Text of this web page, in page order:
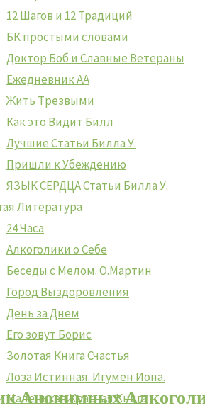
12 Шагов и 12 Традиций
БК простыми словами
Доктор Боб и Славные Ветераны
Ежедневник АА
Жить Tрезвыми
Как это Видит Билл
Лучшие Cтатьи Билла У.
Пришли к Убеждению
ЯЗЫК СЕРДЦА Статьи Билла У.
Литература
24 Часа
Алкоголики о Себе
Беседы с Мелом. О.Мартин
Город Выздоровления
День за Днем
Его зовут Борис
Золотая Книга Счастья
Лоза Истинная. Игумен Иона.
Маленькая Красная Книга
Анонимных